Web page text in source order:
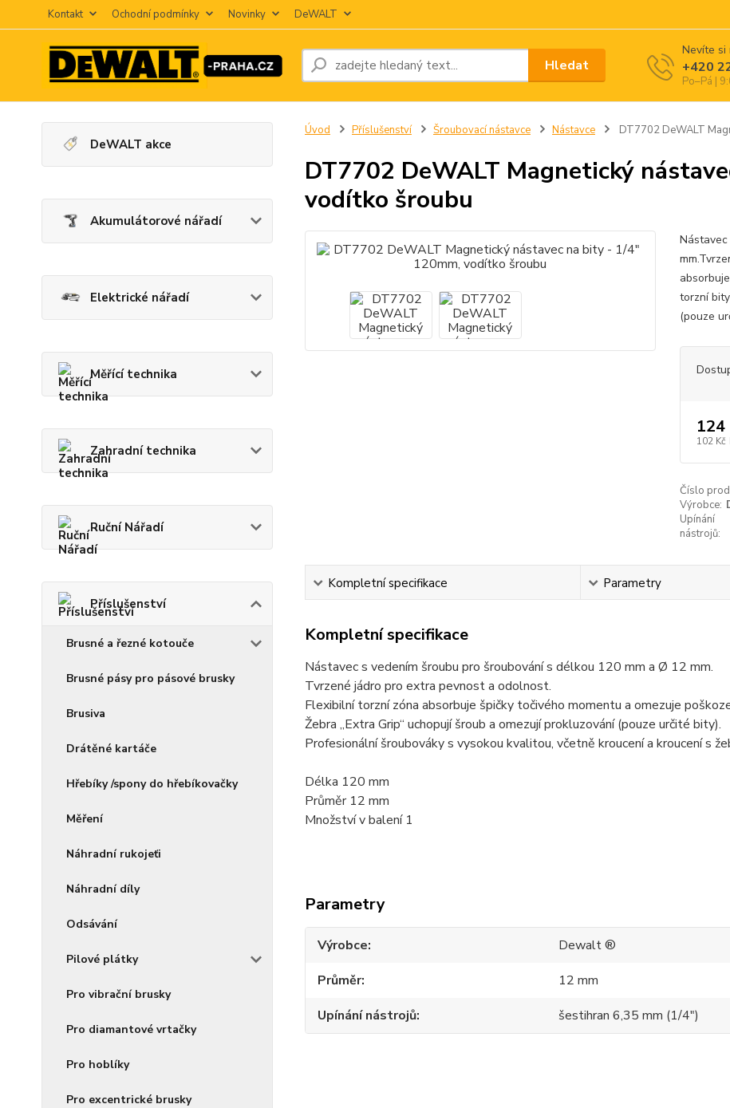
Kontakt Ochodní podmínky Novinky DeWALT
Hledat
Nevíte si
+420
Po–Pá |
DeWALT akce
Akumulátorové nářadí
Elektrické nářadí
Měřící technika
Zahradní technika
Ruční Nářadí
Příslušenství
Brusné a řezné kotouče
Brusné pásy pro pásové brusky
Brusiva
Drátěné kartáče
Hřebíky /spony do hřebíkovačky
Měření
Náhradní rukojeťi
Náhradní díly
Odsávání
Pilové plátky
Pro vibrační brusky
Pro diamantové vrtačky
Pro hoblíky
Pro excentrické brusky
Úvod Příslušenství Šroubovací nástavce Nástavce DT7702 DeWALT
DT7702 DeWALT Magnetický
vodítko šroubu
torzní
(pouze
124
102 Kč
Číslo
Výrobce:
Upínání
nástrojů:
Kompletní specifikace Parametry
Kompletní specifikace
Nástavec s vedením šroubu pro šroubování s délkou 120 mm a Ø 12 mm.
Tvrzené jádro pro extra pevnost a odolnost.
Flexibilní torzní zóna absorbuje špičky točivého momentu a omezuje
Žebra „Extra Grip“ uchopují šroub a omezují prokluzování (pouze určité bity).
Profesionální šroubováky s vysokou kvalitou, včetně kroucení a kroucení s
Délka 120 mm
Průměr 12 mm
Množství v balení 1
Parametry
Výrobce
Dewalt ®
Průměr
12 mm
Upínání nástrojů
šestihran 6,35 mm (1/4")